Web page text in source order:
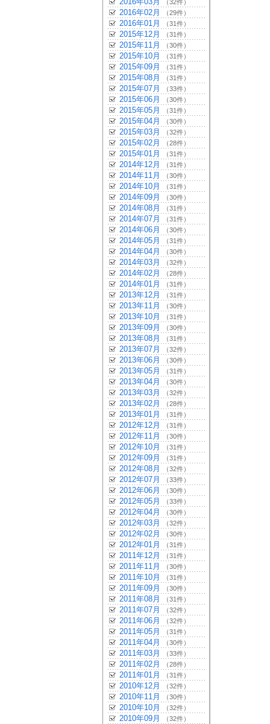
（32件）
2016年02月 （29件）
2016年01月 （31件）
2015年12月 （31件）
2015年11月 （30件）
2015年10月 （31件）
2015年09月 （31件）
2015年08月 （31件）
2015年07月 （33件）
2015年06月 （30件）
2015年05月 （31件）
2015年04月 （30件）
2015年03月 （32件）
2015年02月 （28件）
2015年01月 （31件）
2014年12月 （31件）
2014年11月 （30件）
2014年10月 （31件）
2014年09月 （30件）
2014年08月 （31件）
2014年07月 （31件）
2014年06月 （30件）
2014年05月 （31件）
2014年04月 （30件）
2014年03月 （32件）
2014年02月 （28件）
2014年01月 （31件）
2013年12月 （31件）
2013年11月 （30件）
2013年10月 （31件）
2013年09月 （30件）
2013年08月 （31件）
2013年07月 （32件）
2013年06月 （30件）
2013年05月 （31件）
2013年04月 （30件）
2013年03月 （32件）
2013年02月 （28件）
2013年01月 （31件）
2012年12月 （31件）
2012年11月 （30件）
2012年10月 （31件）
2012年09月 （31件）
2012年08月 （32件）
2012年07月 （33件）
2012年06月 （30件）
2012年05月 （33件）
2012年04月 （30件）
2012年03月 （32件）
2012年02月 （30件）
2012年01月 （31件）
2011年12月 （31件）
2011年11月 （30件）
2011年10月 （31件）
2011年09月 （30件）
2011年08月 （31件）
2011年07月 （32件）
2011年06月 （32件）
2011年05月 （31件）
2011年04月 （30件）
2011年03月 （33件）
2011年02月 （28件）
2011年01月 （31件）
2010年12月 （32件）
2010年11月 （30件）
2010年10月 （32件）
2010年09月 （32件）